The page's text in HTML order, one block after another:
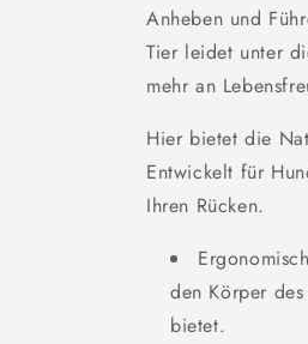
Anheben und
Tier leidet unter
mehr an
Hier bietet die
Entwickelt für
Ihren Rücken.
den Körper
bietet.